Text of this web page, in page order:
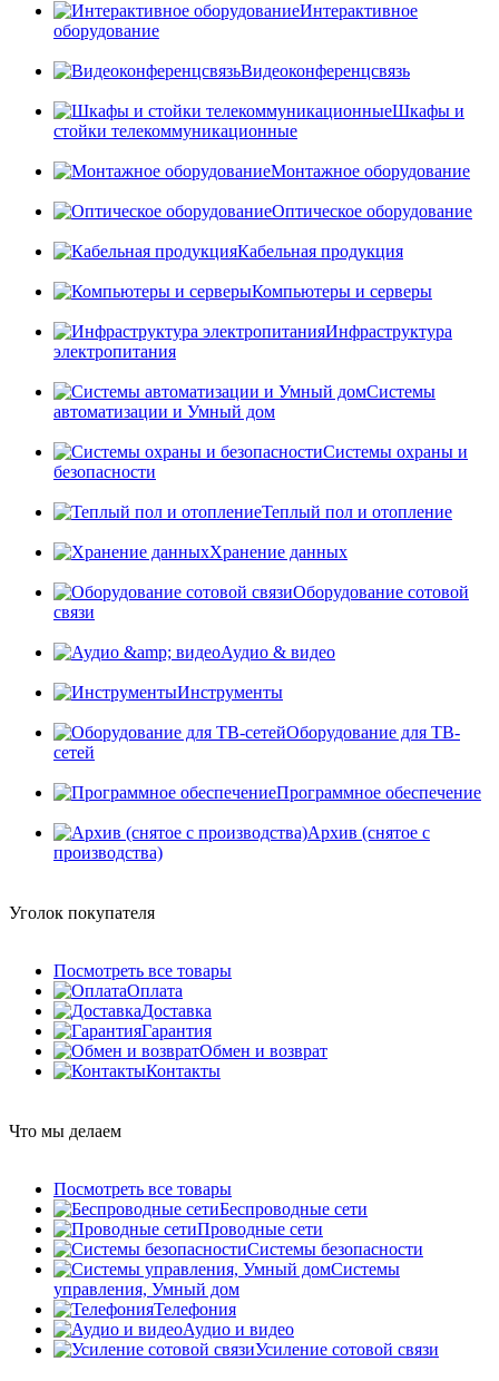
Интерактивное
оборудование
Видеоконференцсвязь
Шкафы и
стойки телекоммуникационные
Монтажное оборудование
Оптическое оборудование
Кабельная продукция
Компьютеры и серверы
Инфраструктура
электропитания
Системы
автоматизации и Умный дом
Системы охраны и
безопасности
Теплый пол и отопление
Хранение данных
Оборудование сотовой
связи
Аудио & видео
Инструменты
Оборудование для ТВ-
сетей
Программное обеспечение
Архив (снятое с
производства)
Уголок покупателя
Посмотреть все товары
Оплата
Доставка
Гарантия
Обмен и возврат
Контакты
Что мы делаем
Посмотреть все товары
Беспроводные сети
Проводные сети
Системы безопасности
Системы
управления, Умный дом
Телефония
Аудио и видео
Усиление сотовой связи